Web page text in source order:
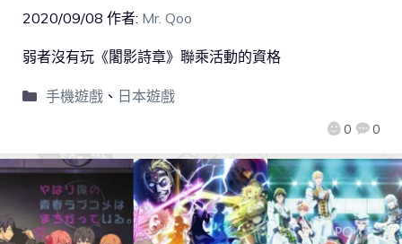
2020/09/08 作者: Mr. Qoo
0 0
弱者沒有玩《闍影詩章》聯乘活動的資格
手機遊戲、 日本遊戲